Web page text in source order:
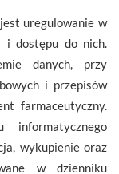
uregulowanie w
i dostępu do nich.
danych, przy
i przepisów
farmaceutyczny.
informatycznego
wykupienie oraz
w dzienniku